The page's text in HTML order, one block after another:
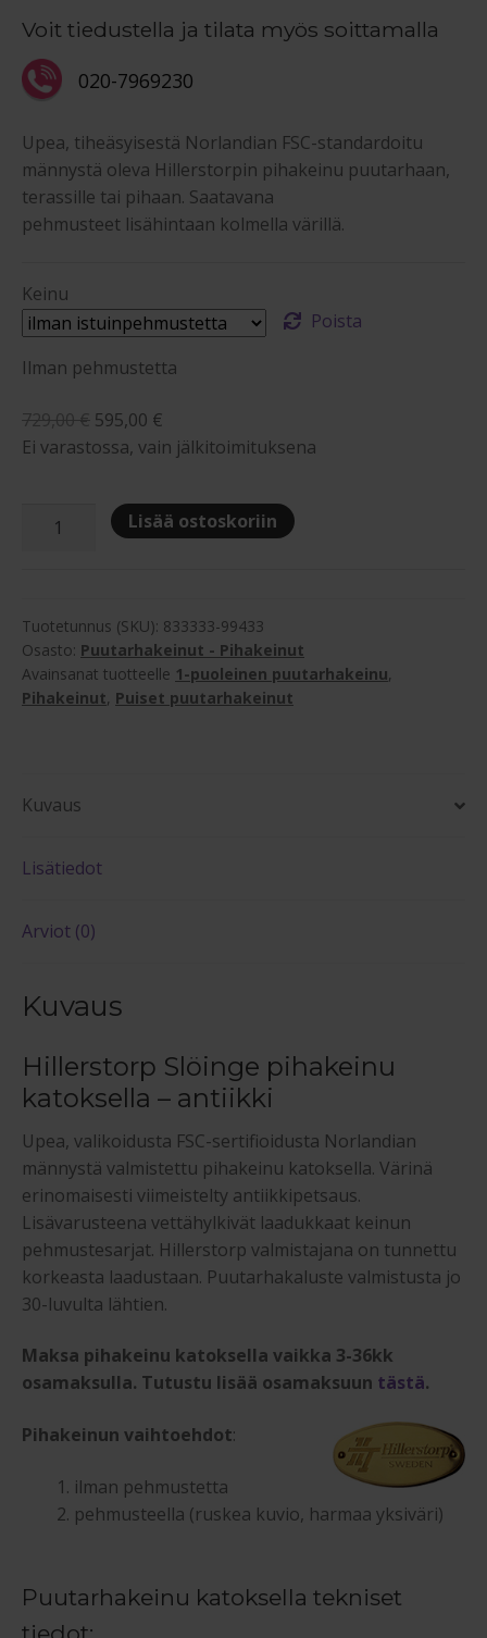
-
Voit tiedustella ja tilata myös soittamalla
020-7969230
Upea, tiheäsyisestä Norlandian FSC-standardoitu
männystä oleva Hillerstorpin pihakeinu puutarhaan,
terassille tai pihaan. Saatavana
pehmusteet lisähintaan kolmella värillä.
Keinu
Poista
Ilman pehmustetta
729,00€ Alkuperäinen
hinta
729,00 €.
595,00 €
hinta
595,00 €.
Ei varastossa, vain jälkitoimituksena
Hillerstorp
Slöinge
-
antiikki
määrä
Lisää ostoskoriin
Tuotetunnus (SKU): 833333-99433
Osasto: Puutarhakeinut - Pihakeinut
Avainsanat tuotteelle 1-puoleinen puutarhakeinu,
Pihakeinut, Puiset puutarhakeinut
Kuvaus
Lisätiedot
Arviot (0)
Kuvaus
Hillerstorp Slöinge pihakeinu
katoksella – antiikki
Upea, valikoidusta FSC-sertifioidusta Norlandian
männystä valmistettu pihakeinu katoksella. Värinä
erinomaisesti viimeistelty antiikkipetsaus.
Lisävarusteena vettähylkivät laadukkaat keinun
pehmustesarjat. Hillerstorp valmistajana on tunnettu
korkeasta laadustaan. Puutarhakaluste valmistusta jo
30-luvulta lähtien.
Maksa pihakeinu katoksella vaikka 3-36kk
osamaksulla. Tutustu lisää osamaksuun tästä.
Pihakeinun vaihtoehdot:
ilman pehmustetta
pehmusteella (ruskea kuvio, harmaa yksiväri)
Puutarhakeinu katoksella tekniset